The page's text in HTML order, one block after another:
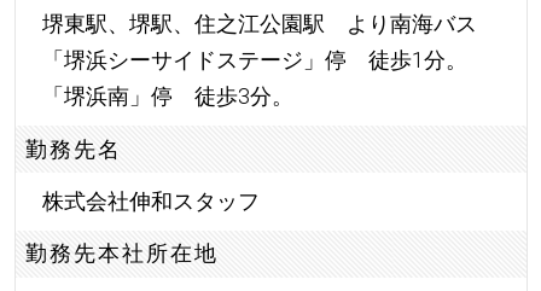
堺東駅、堺駅、住之江公園駅 より南海バス
「堺浜シーサイドステージ」停 徒歩1分。
「堺浜南」停 徒歩3分。
勤務先名
株式会社伸和スタッフ
勤務先本社所在地